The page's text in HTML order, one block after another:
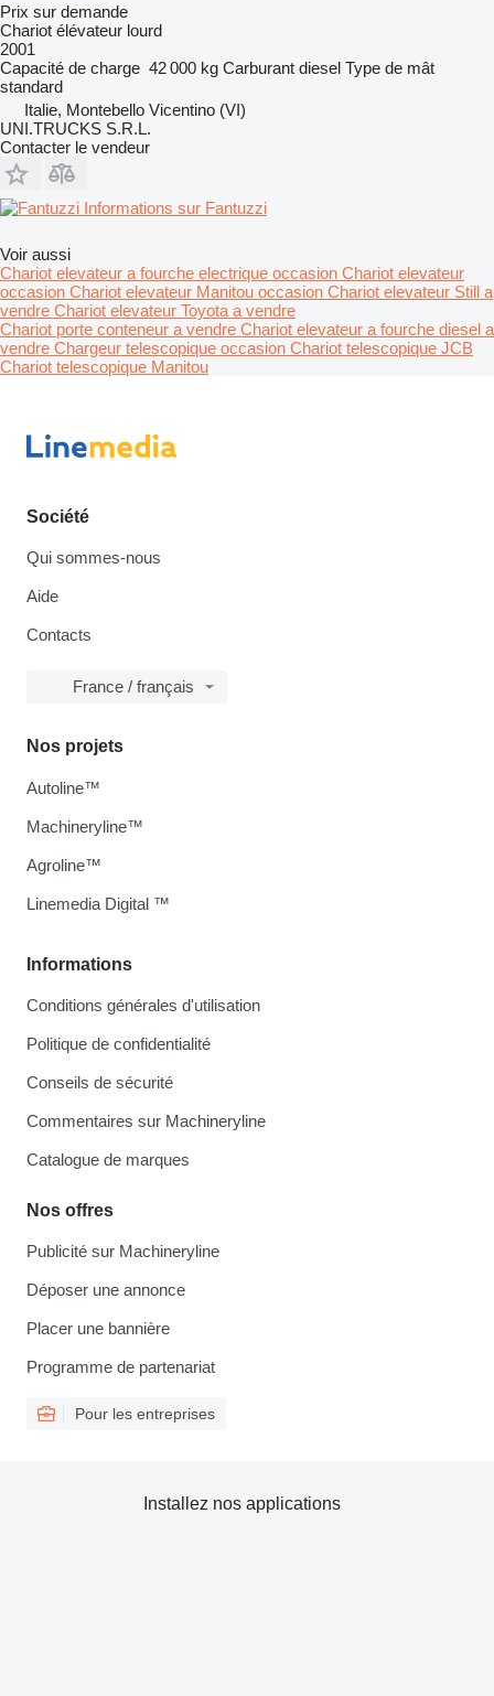
Prix sur demande
Chariot élévateur lourd
2001
Capacité de charge 42 000 kg Carburant diesel Type de mât
standard
Italie, Montebello Vicentino (VI)
UNI.TRUCKS S.R.L.
Contacter le vendeur
Informations sur Fantuzzi
Voir aussi
Chariot elevateur a fourche electrique occasion Chariot elevateur
occasion Chariot elevateur Manitou occasion Chariot elevateur Still a
vendre Chariot elevateur Toyota a vendre
Chariot porte conteneur a vendre Chariot elevateur a fourche diesel a
vendre Chargeur telescopique occasion Chariot telescopique JCB
Chariot telescopique Manitou
Société
Qui sommes-nous
Aide
Contacts
France / français
Informations
Conditions générales d'utilisation
Politique de confidentialité
Conseils de sécurité
Commentaires sur Machineryline
Catalogue de marques
Nos offres
Publicité sur Machineryline
Déposer une annonce
Placer une bannière
Programme de partenariat
Pour les entreprises
Nos projets
Autoline™
Machineryline™
Agroline™
Linemedia Digital ™
Installez nos applications